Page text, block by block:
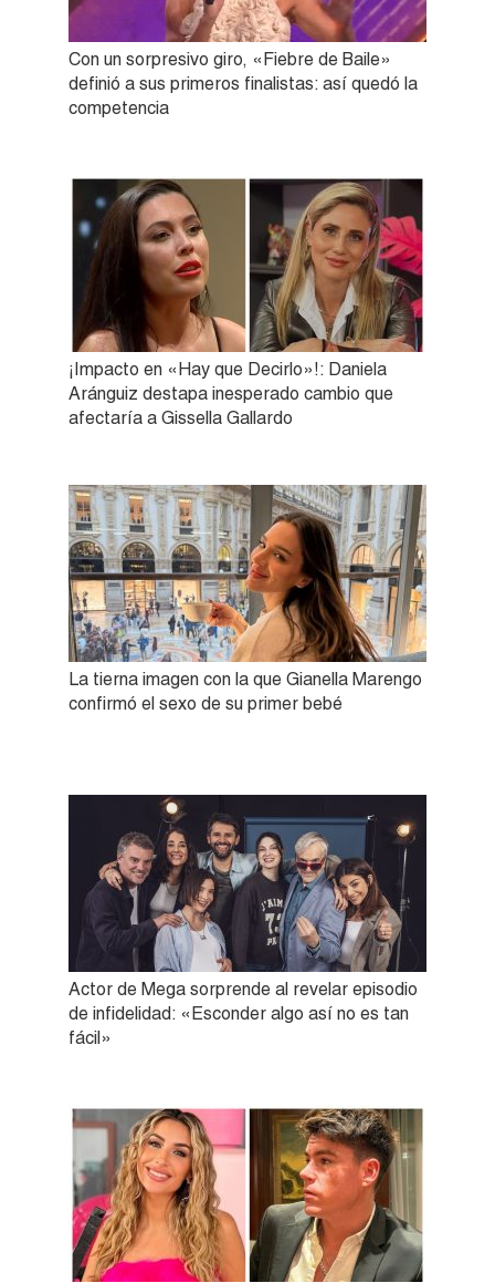
Con un sorpresivo giro, «Fiebre de Baile»
definió a sus primeros finalistas: así quedó la
competencia
¡Impacto en «Hay que Decirlo»!: Daniela
Aránguiz destapa inesperado cambio que
afectaría a Gissella Gallardo
La tierna imagen con la que Gianella Marengo
confirmó el sexo de su primer bebé
Actor de Mega sorprende al revelar episodio
de infidelidad: «Esconder algo así no es tan
fácil»